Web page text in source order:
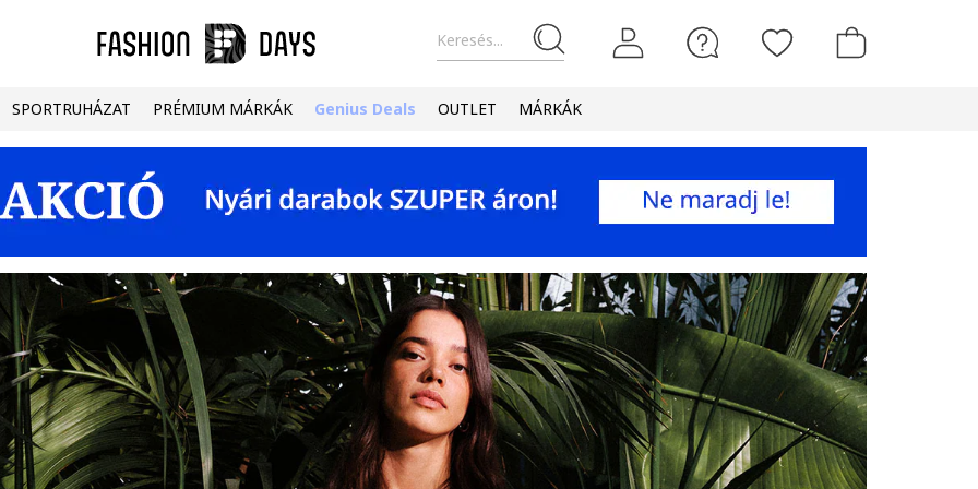
Keresés...
SPORTRUHÁZAT PRÉMIUM MÁRKÁK Genius Deals OUTLET MÁRKÁK